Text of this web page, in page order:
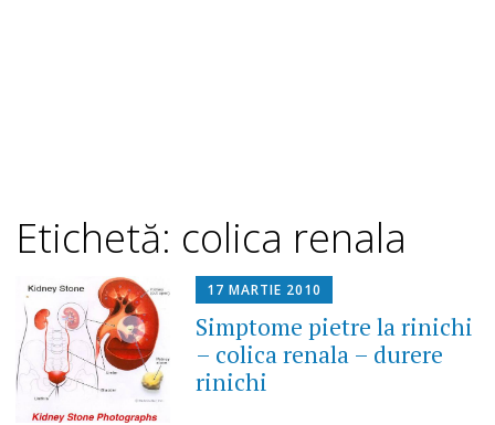
Etichetă: colica renala
17 MARTIE 2010
Simptome pietre la rinichi
– colica renala – durere
rinichi